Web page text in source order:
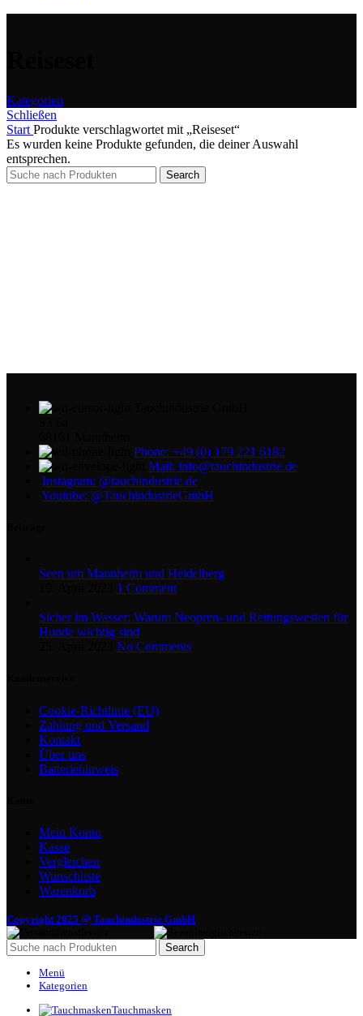
Kategorien
Schließen
Start Produkte verschlagwortet mit „Reiseset“
Es wurden keine Produkte gefunden, die deiner Auswahl
entsprechen.
Search
Phone: +49 (0) 179 221 6182
Mail: info@tauchindustrie.de
Instagram: @tauchindustrie.de
Youtube: @TauchindustrieGmbH
Seen um Mannheim und Heidelberg
1 Comment
Sicher im Wasser: Warum Neopren- und Rettungswesten für
Hunde wichtig sind
No Comments
Cookie-Richtlinie (EU)
Zahlung und Versand
Kontakt
Über uns
Batteriehinweis
Mein Konto
Kasse
Vergleichen
Wunschliste
Warenkorb
Copyright 2025 @ Tauchindustrie GmbH
Search
Menü
Kategorien
Tauchmasken